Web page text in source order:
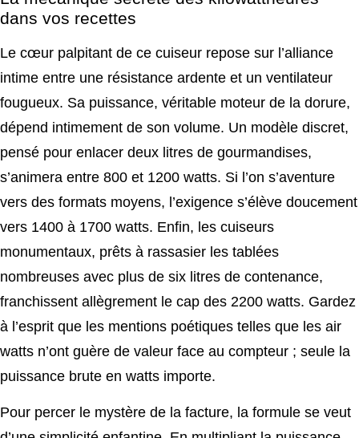
dans vos recettes
Le cœur palpitant de ce cuiseur repose sur l’alliance
intime entre une résistance ardente et un ventilateur
fougueux. Sa puissance, véritable moteur de la dorure,
dépend intimement de son volume. Un modèle discret,
pensé pour enlacer deux litres de gourmandises,
s’animera entre 800 et 1200 watts. Si l’on s’aventure
vers des formats moyens, l’exigence s’élève doucement
vers 1400 à 1700 watts. Enfin, les cuiseurs
monumentaux, prêts à rassasier les tablées
nombreuses avec plus de six litres de contenance,
franchissent allègrement le cap des 2200 watts. Gardez
à l’esprit que les mentions poétiques telles que les air
watts n’ont guère de valeur face au compteur ; seule la
puissance brute en watts importe.
Pour percer le mystère de la facture, la formule se veut